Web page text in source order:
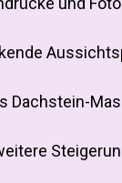
Dachstein-